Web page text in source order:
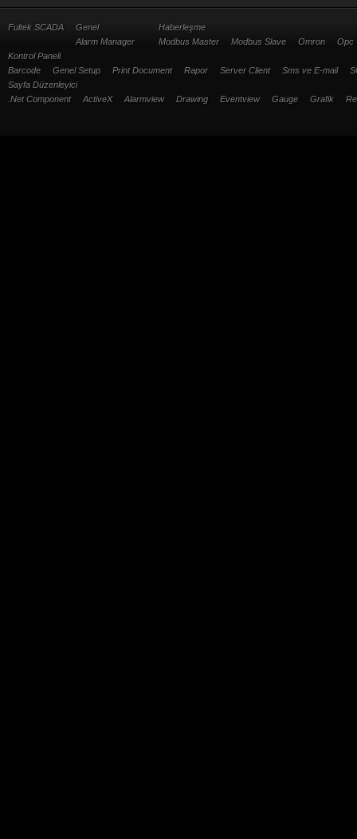
Fultek SCADA
Genel
Alarm Manager
Haberleşme
Modbus Master
Modbus Slave Omron
Opc
Kontrol Paneli
Barcode
Genel Setup Print Document Rapor Server Client Sms ve E-mail
Sayfa Düzenleyici
.Net Component
ActiveX Alarmview Drawing Eventview Gauge Grafik